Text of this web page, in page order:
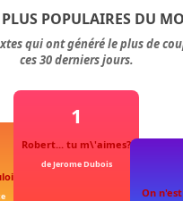
POPULAIRES DU
qui ont généré le plus de
ces 30 derniers jours.
1
Robert... tu m\'aimes?
de Jerome Dubois
On